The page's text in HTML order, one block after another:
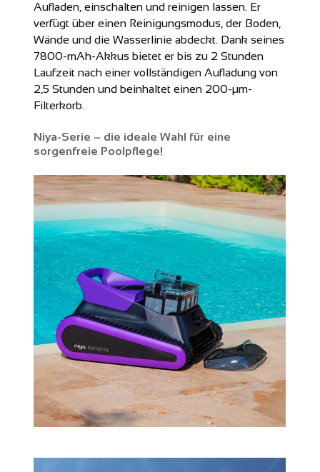
Aufladen, einschalten und reinigen lassen. Er
verfügt über einen Reinigungsmodus, der Boden,
Wände und die Wasserlinie abdeckt. Dank seines
7800-mAh-Akkus bietet er bis zu 2 Stunden
Laufzeit nach einer vollständigen Aufladung von
2,5 Stunden und beinhaltet einen 200-µm-
Filterkorb.
Niya-Serie – die ideale Wahl für eine
sorgenfreie Poolpflege!